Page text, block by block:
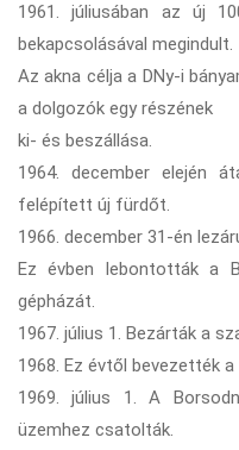
1961. júliusában az új
bekapcsolásával megindult.
Az akna célja a DNy-i
a dolgozók egy részének
ki- és beszállása.
1964. december elején
felépített új fürdőt.
1966. december 31-én
Ez évben lebontották a
gépházát.
1967. július 1. Bezárták a
1968. Ez évtől bevezették
1969. július 1. A
üzemhez csatolták.